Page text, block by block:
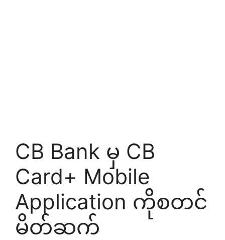
CB Bank မှ CB
Card+ Mobile
Application ကိုစတင်
မိတ်ဆက်